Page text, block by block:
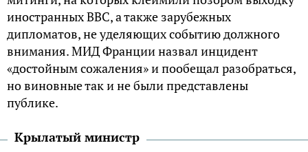
иностранных ВВС, а также зарубежных
дипломатов, не уделяющих событию должного
внимания. МИД Франции назвал инцидент
«достойным сожаления» и пообещал разобраться,
но виновные так и не были представлены
публике.
Крылатый министр